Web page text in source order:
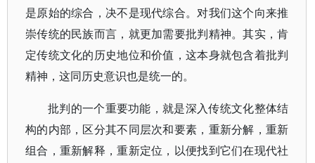
是原始的综合，决不是现代综合。对我们这个向来推
崇传统的民族而言，就更加需要批判精神。其实，肯
定传统文化的历史地位和价值，这本身就包含着批判
精神，这同历史意识也是统一的。
批判的一个重要功能，就是深入传统文化整体结
构的内部，区分其不同层次和要素，重新分解，重新
组合，重新解释，重新定位，以便找到它们在现代社